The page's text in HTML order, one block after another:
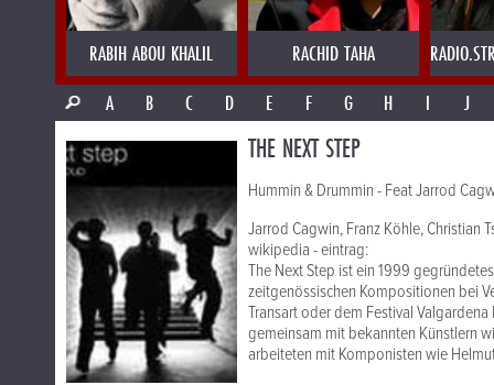
RABIH ABOU KHALIL RACHID TAHA
A
B C D E F G H I J
THE NEXT STEP
Hummin & Drummin - Feat Jarrod
Jarrod Cagwin, Franz Köhle, Christian
wikipedia - eintrag:
The Next Step ist ein 1999
zeitgenössischen Kompositionen bei
Transart oder dem Festival
gemeinsam mit bekannten Künstlern
arbeiteten mit Komponisten wie